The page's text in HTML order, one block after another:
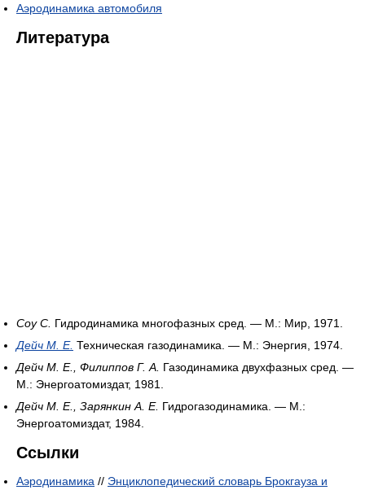
Аэродинамика автомобиля
Литература
Соу С. Гидродинамика многофазных сред. — М.: Мир, 1971.
Дейч М. Е. Техническая газодинамика. — М.: Энергия, 1974.
Дейч М. Е., Филиппов Г. А. Газодинамика двухфазных сред. —
М.: Энергоатомиздат, 1981.
Дейч М. Е., Зарянкин А. Е. Гидрогазодинамика. — М.:
Энергоатомиздат, 1984.
Ссылки
Аэродинамика // Энциклопедический словарь Брокгауза и